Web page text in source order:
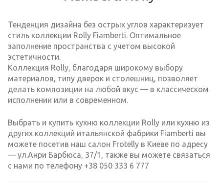
Тенденция дизайна без острых углов характеризует
стиль коллекции Rolly Fiamberti. Оптимальное
заполнение пространства с учетом высокой
эстетичности.
Коллекция Rolly, благодаря широкому выбору
материалов, типу дверок и столешниц, позволяет
делать композиции на любой вкус — в классическом
исполнении или в современном.
Выбрать и купить кухню коллекции Rolly или кухню из
других коллекций итальянской фабрики Fiamberti вы
можете посетив наш салон Frotelly в Киеве по адресу
— ул.Анри Барбюса, 37/1, также вы можете связаться
с нами по телефону +38 050 333 6 777